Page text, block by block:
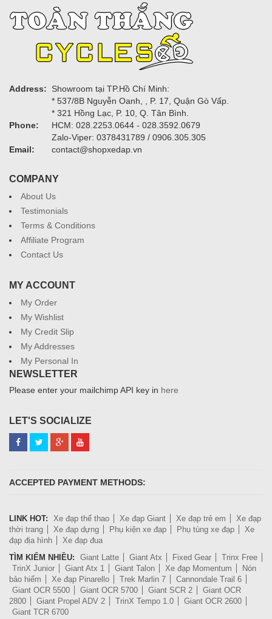
Address:
Showroom tại TP.Hồ Chí Minh:
* 537/8B Nguyễn Oanh, , P. 17, Quận Gò Vấp.
* 321 Hồng Lạc, P. 10, Q. Tân Bình.
Phone:
HCM: 028.2253.0644 - 028.3592.0679
Zalo-Viper: 0378431789 / 0906.305.305
Email:
contact@shopxedap.vn
COMPANY
About Us
Testimonials
Terms & Conditions
Affiliate Program
Contact Us
MY ACCOUNT
My Order
My Wishlist
My Credit Slip
My Addresses
My Personal In
NEWSLETTER
Please enter your mailchimp API key in here
LET'S SOCIALIZE
ACCEPTED PAYMENT METHODS:
LINK HOT: Xe đạp thể thao Xe đạp Giant Xe đạp trẻ em
Xe đạp
thời trang
Xe đạp dựng Phụ kiện xe đạp Phụ tùng xe đạp
Xe
đạp địa hình
Xe đạp đua
TÌM KIẾM NHIỀU:
Giant Latte Giant Atx Fixed Gear
Trinx Free
TrinX Junior
Giant Atx 1 Giant Talon Xe đạp Momentum
Nón
bảo hiểm
Xe đạp Pinarello Trek Marlin 7
Cannondale Trail 6
Giant OCR 5500
Giant OCR 5700 Giant SCR 2
Giant OCR
2800
Giant Propel ADV 2 TrinX Tempo 1.0
Giant OCR 2600
Giant TCR 6700